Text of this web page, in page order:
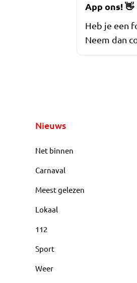
App ons!👋
Heb je een
Neem dan
Nieuws
Net binnen
Carnaval
Meest gelezen
Lokaal
112
Sport
Weer